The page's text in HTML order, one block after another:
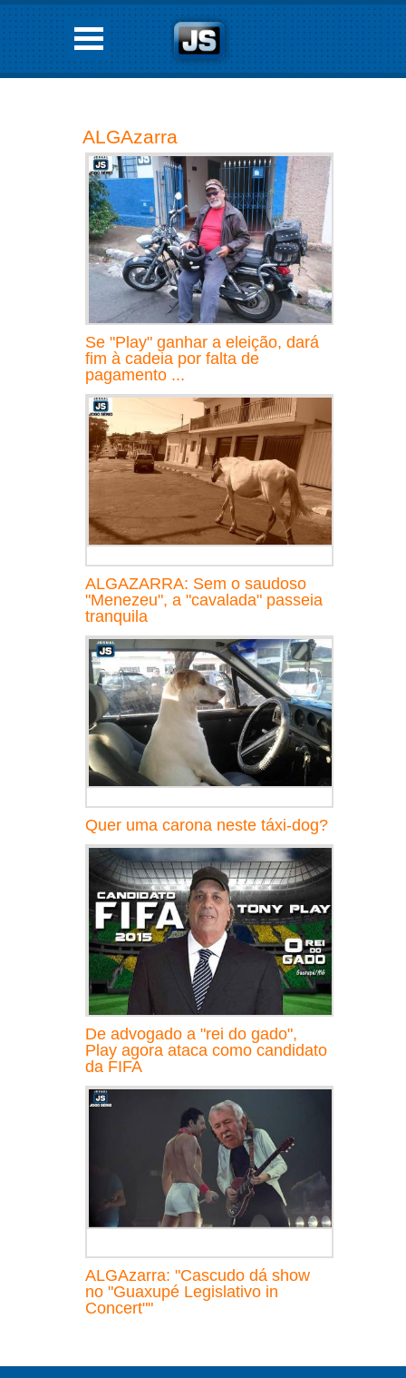
ALGAzarra
Se "Play" ganhar a eleição, dará
fim à cadeia por falta de
pagamento ...
ALGAZARRA: Sem o saudoso
"Menezeu", a "cavalada" passeia
tranquila
Quer uma carona neste táxi-dog?
De advogado a "rei do gado",
Play agora ataca como candidato
da FIFA
ALGAzarra: "Cascudo dá show
no "Guaxupé Legislativo in
Concert""